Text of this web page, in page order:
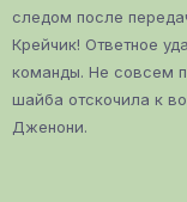
следом после
Крейчик! Ответное
команды. Не совсем
шайба отскочила к
Дженони.